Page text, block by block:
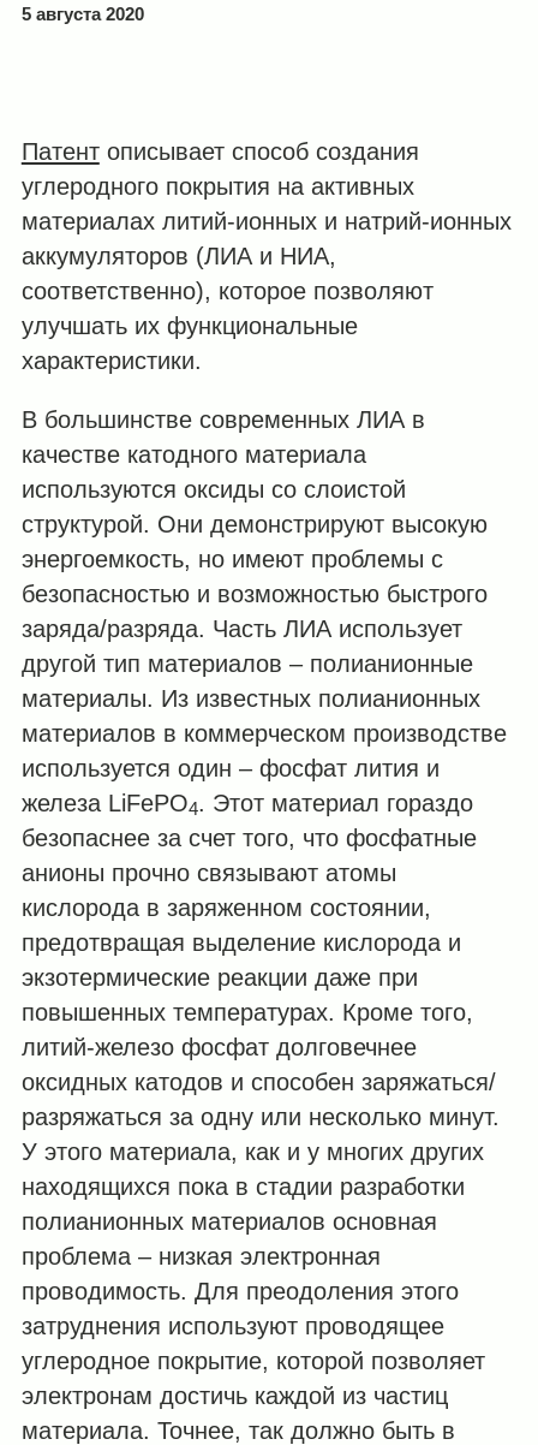
5 августа 2020
Патентописывает способ создания
углеродного покрытия на активных
материалах литий-ионных и натрий-ионных
аккумуляторов (ЛИА и НИА,
соответственно), которое позволяют
улучшать их функциональные
характеристики.
В большинстве современных ЛИА в
качестве катодного материала
используются оксиды со слоистой
структурой. Они демонстрируют высокую
энергоемкость, но имеют проблемы с
безопасностью и возможностью быстрого
заряда/разряда. Часть ЛИА использует
другой тип материалов – полианионные
материалы. Из известных полианионных
материалов в коммерческом производстве
используется один – фосфат лития и
железа LiFePO4. Этот материал гораздо
безопаснее за счет того, что фосфатные
анионы прочно связывают атомы
кислорода в заряженном состоянии,
предотвращая выделение кислорода и
экзотермические реакции даже при
повышенных температурах. Кроме того,
литий-железо фосфат долговечнее
оксидных катодов и способен заряжаться/
разряжаться за одну или несколько минут.
У этого материала, как и у многих других
находящихся пока в стадии разработки
полианионных материалов основная
проблема – низкая электронная
проводимость. Для преодоления этого
затруднения используют проводящее
углеродное покрытие, которой позволяет
электронам достичь каждой из частиц
материала. Точнее, так должно быть в